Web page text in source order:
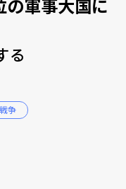
の軍事大国に
る
争